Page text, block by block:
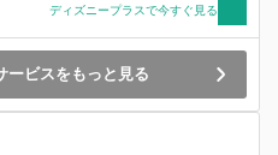
ディズニープラスで今すぐ見る
ービスをもっと見る